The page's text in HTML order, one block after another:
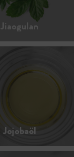
Jiaogulan
Jojobaöl